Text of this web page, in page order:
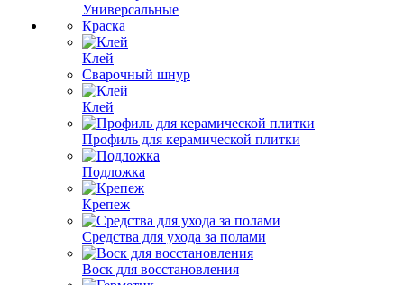
Универсальные
Краска
Клей
Сварочный шнур
Клей
Профиль для керамической плитки
Подложка
Крепеж
Средства для ухода за полами
Воск для восстановления